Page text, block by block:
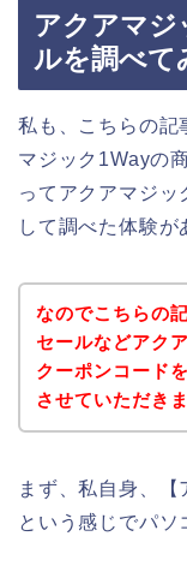
アクアマジ
ルを調べて
私も、こちらの記
マジック1Wayの
ってアクアマジッ
して調べた体験が
なのでこちらの
セールなどアク
クーポンコード
させていただきま
まず、私自身、【
という感じでパソ